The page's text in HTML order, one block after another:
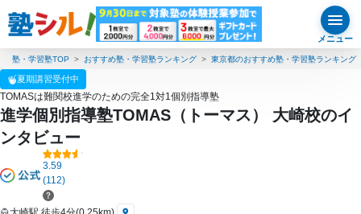
メニュー
塾・学習塾TOP おすすめ塾・学習塾ランキング 東京都のおすすめ塾・学習塾ランキング
夏期講習受付中
TOMASは難関校進学のための完全1対1個別指導塾
進学個別指導塾TOMAS（トーマス） 大崎校のイ
ンタビュー
3.59
(112)